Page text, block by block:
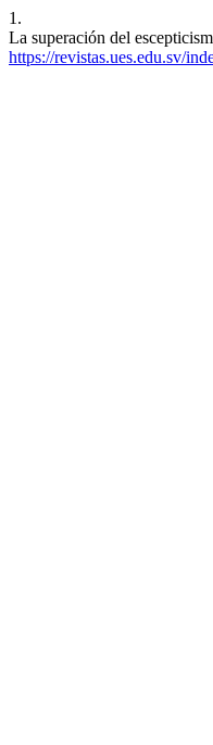
1.
La superación del
https://revistas.ues.edu.sv/